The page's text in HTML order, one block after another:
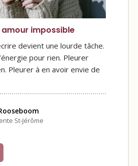
amour impossible
devient une lourde tâche.
pour rien. Pleurer
Pleurer à en avoir envie de
St-Jérôme